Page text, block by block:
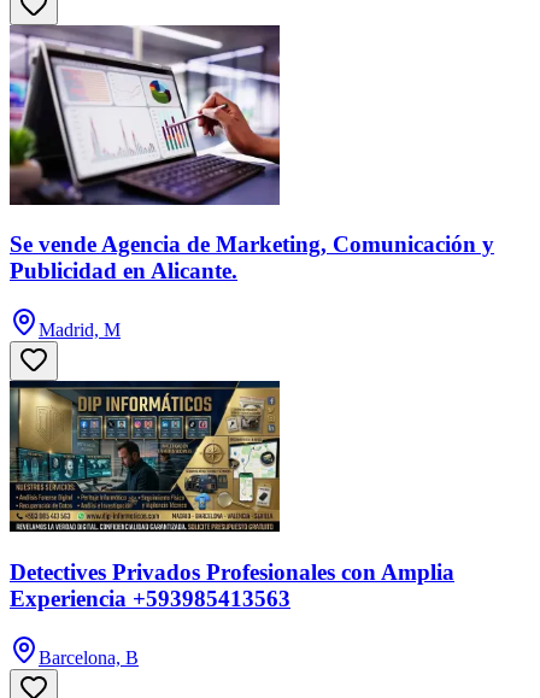
Se vende Agencia de Marketing, Comunicación y
Publicidad en Alicante.
Madrid, M
Detectives Privados Profesionales con Amplia
Experiencia +593985413563
Barcelona, B